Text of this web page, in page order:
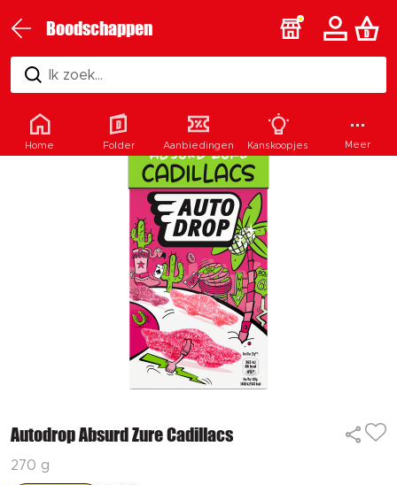
Boodschappen
Ik zoek...
Autodrop Absurd Zure Cadillacs
270 g
Home Folder Aanbiedingen Kanskoopjes Meer